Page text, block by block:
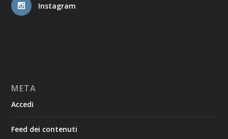
Instagram
META
Accedi
Feed dei contenuti